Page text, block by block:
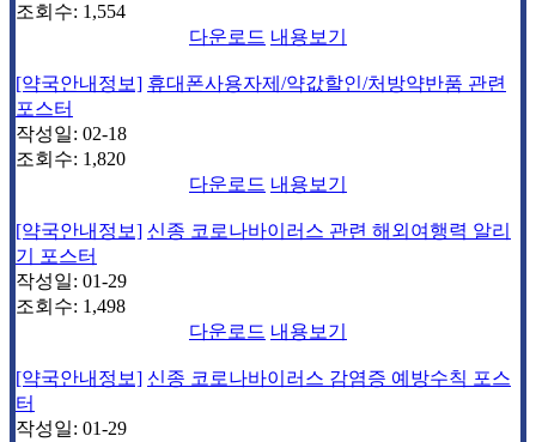
조회수: 1,554
다운로드 내용보기
[약국안내정보] 휴대폰사용자제/약값할인/처방약반품 관련
포스터
작성일: 02-18
조회수: 1,820
다운로드 내용보기
[약국안내정보] 신종 코로나바이러스 관련 해외여행력 알리
기 포스터
작성일: 01-29
조회수: 1,498
다운로드 내용보기
[약국안내정보] 신종 코로나바이러스 감염증 예방수칙 포스
터
작성일: 01-29